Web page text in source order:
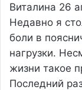
Виталина 26
Недавно я
боли в
нагрузки.
жизни такое
Последний